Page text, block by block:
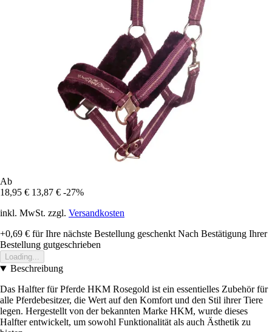
Ab
18,95 € 13,87 € -27%
inkl. MwSt. zzgl. Versandkosten
+0,69 € für Ihre nächste Bestellung geschenkt Nach Bestätigung Ihrer
Bestellung gutgeschrieben
Loading...
Beschreibung
Das Halfter für Pferde HKM Rosegold ist ein essentielles Zubehör für
alle Pferdebesitzer, die Wert auf den Komfort und den Stil ihrer Tiere
legen. Hergestellt von der bekannten Marke HKM, wurde dieses
Halfter entwickelt, um sowohl Funktionalität als auch Ästhetik zu